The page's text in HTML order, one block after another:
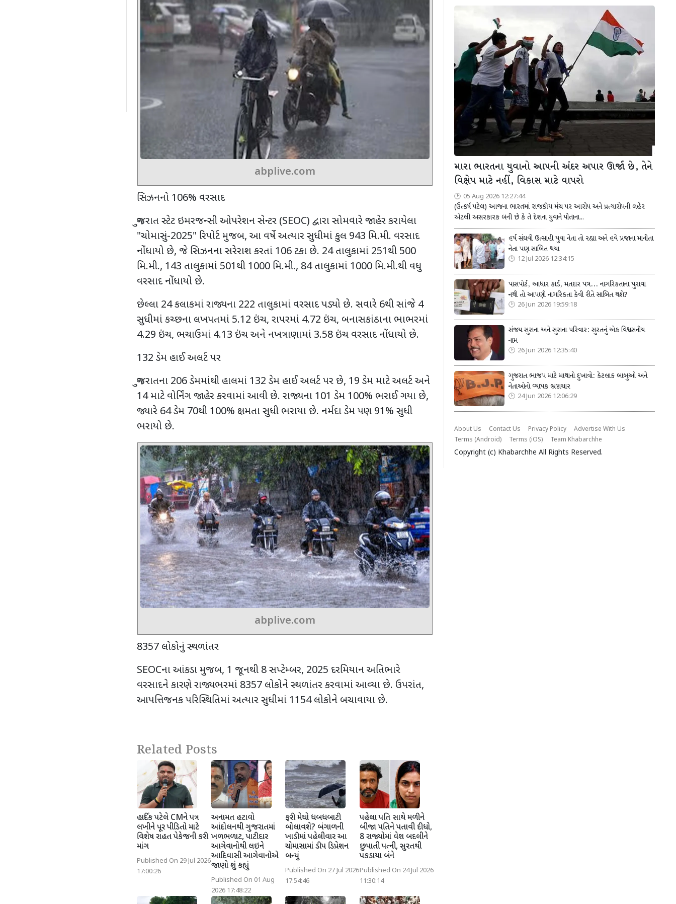
abplive.com
સિઝનનો 106% વરસાદ
ગુજરાત સ્ટેટ ઇમરજન્સી ઓપરેશન સેન્ટર (SEOC) દ્વારા સોમવારે જાહેર કરાયેલા
"ચોમાસું-2025" રિપોર્ટ મુજબ, આ વર્ષે અત્યાર સુધીમાં કુલ 943 મિ.મી. વરસાદ
નોંધાયો છે, જે સિઝનના સરેરાશ કરતાં 106 ટકા છે. 24 તાલુકામાં 251થી 500
મિ.મી., 143 તાલુકામાં 501થી 1000 મિ.મી., 84 તાલુકામાં 1000 મિ.મી.થી વધુ
વરસાદ નોંધાયો છે.
છેલ્લા 24 કલાકમાં રાજ્યના 222 તાલુકામાં વરસાદ પડ્યો છે. સવારે 6થી સાંજે 4
સુધીમાં કચ્છના લખપતમાં 5.12 ઇંચ, રાપરમાં 4.72 ઇંચ, બનાસકાંઠાના ભાભરમાં
4.29 ઇંચ, ભચાઉમાં 4.13 ઇંચ અને નખત્રાણામાં 3.58 ઇંચ વરસાદ નોંધાયો છે.
132 ડેમ હાઈ અલર્ટ પર
ગુજરાતના 206 ડેમમાંથી હાલમાં 132 ડેમ હાઈ અલર્ટ પર છે, 19 ડેમ માટે અલર્ટ અને
14 માટે વોર્નિંગ જાહેર કરવામાં આવી છે. રાજ્યના 101 ડેમ 100% ભરાઈ ગયા છે,
જ્યારે 64 ડેમ 70થી 100% ક્ષમતા સુધી ભરાયા છે. નર્મદા ડેમ પણ 91% સુધી
ભરાયો છે.
abplive.com
8357 લોકોનું સ્થળાંતર
SEOCના આંકડા મુજબ, 1 જૂનથી 8 સપ્ટેમ્બર, 2025 દરમિયાન અતિભારે
વરસાદને કારણે રાજ્યભરમાં 8357 લોકોને સ્થળાંતર કરવામાં આવ્યા છે. ઉપરાંત,
આપત્તિજનક પરિસ્થિતિમાં અત્યાર સુધીમાં 1154 લોકોને બચાવાયા છે.
Related Posts
હાર્દિક પટેલે CMને પત્ર
લખીને પૂર પીડિતો માટે
વિશેષ રાહત પેકેજની કરી
માંગ
Published On 29 Jul 2026
17:00:26
અનામત હટાવો
આંદોલનથી ગુજરાતમાં
ખળભળાટ, પાટીદાર
આગેવાનોથી લઇને
આદિવાસી આગેવાનોએ
જાણો શું કહ્યું
Published On 01 Aug
2026 17:48:22
ફરી મેઘો ધબધબાટી
બોલાવશે? બંગાળની
ખાડીમાં પહેલીવાર આ
ચોમાસામાં ડીપ ડિપ્રેશન
બન્યું
Published On 27 Jul 2026
17:54:46
પહેલા પતિ સાથે મળીને
બીજા પતિને પતાવી દીધો,
8 રાજ્યોમાં વેશ બદલીને
છુપાતી પત્ની, સુરતથી
પકડાયા બંને
Published On 24 Jul 2026
11:30:14
મારા ભારતના યુવાનો આપની અંદર અપાર ઊર્જા છે, તેને
વિક્ષેપ માટે નહીં, વિકાસ માટે વાપરો
05 Aug 2026 12:27:44
(ઉત્કર્ષ પટેલ) આજના ભારતમાં રાજકીય મંચ પર આરોપ અને પ્રત્યારોપની લહેર
એટલી અસરકારક બની છે કે તે દેશના યુવાને પોતાના...
હર્ષ સંઘવી ઉત્સાહી યુવા નેતા તો રહ્યા અને હવે પ્રજાના માનીતા
નેતા પણ સાબિત થયા
12 Jul 2026 12:34:15
પાસપોર્ટ, આધાર કાર્ડ, મતદાર પત્ર... નાગરિકતાના પુરાવા
નથી તો આપણી નાગરિકતા કેવી રીતે સાબિત થશે?
26 Jun 2026 19:59:18
સંજય સુરાના અને સુરાના પરિવાર: સુરતનું એક વિશ્વસનીય
નામ
26 Jun 2026 12:35:40
ગુજરાત ભાજપ માટે માથાનો દુખાવો: કેટલાક બાબુઓ અને
નેતાઓનો વ્યાપક ભ્રષ્ટાચાર
24 Jun 2026 12:06:29
About Us Contact Us Privacy Policy
Advertise With Us
Terms (Android)
Terms (iOS) Team Khabarchhe
Copyright (c) Khabarchhe All Rights Reserved.